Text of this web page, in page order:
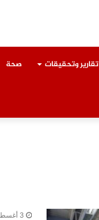
تقارير وتحقيقات صحة
3 أغسطس، 2020